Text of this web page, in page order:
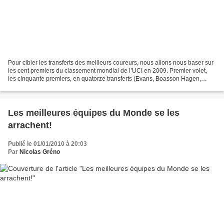
Pour cibler les transferts des meilleurs coureurs, nous allons nous baser sur
les cent premiers du classement mondial de l’UCI en 2009. Premier volet,
les cinquante premiers, en quatorze transferts (Evans, Boasson Hagen,
Les meilleures équipes du Monde se les
arrachent!
Publié le 01/01/2010 à 20:03
Par Nicolas Gréno